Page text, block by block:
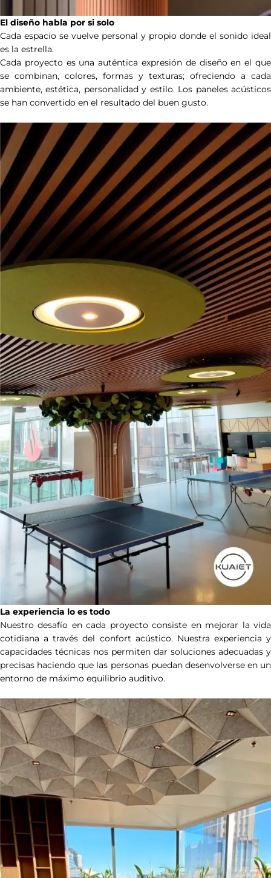
El diseño habla por si solo
Cada espacio se vuelve personal y propio donde el sonido ideal
es la estrella.
Cada proyecto es una auténtica expresión de diseño en el que
se combinan, colores, formas y texturas; ofreciendo a cada
ambiente, estética, personalidad y estilo. Los paneles acústicos
se han convertido en el resultado del buen gusto.
La experiencia lo es todo
Nuestro desafío en cada proyecto consiste en mejorar la vida
cotidiana a través del confort acústico. Nuestra experiencia y
capacidades técnicas nos permiten dar soluciones adecuadas y
precisas haciendo que las personas puedan desenvolverse en un
entorno de máximo equilibrio auditivo.